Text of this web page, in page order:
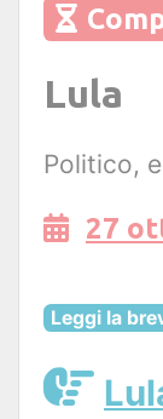
Lula
Politico,
27
Leggi la